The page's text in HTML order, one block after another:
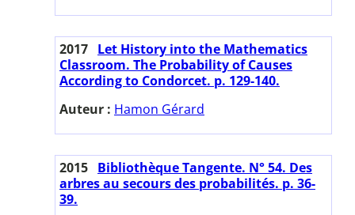
2017 Let History into the Mathematics
Classroom. The Probability of Causes
According to Condorcet. p. 129-140.
Auteur : Hamon Gérard
2015 Bibliothèque Tangente. N° 54. Des
arbres au secours des probabilités. p. 36-
39.